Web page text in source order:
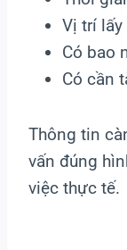
Vị trí lấy
Có bao
Có cần
Thông tin
vấn đúng
việc thực tế.